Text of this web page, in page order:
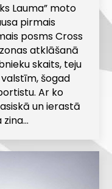
Lauma” moto
pirmais
posms Cross
atklāšanā
skaits, teju
šogad
Ar ko
un ierastā